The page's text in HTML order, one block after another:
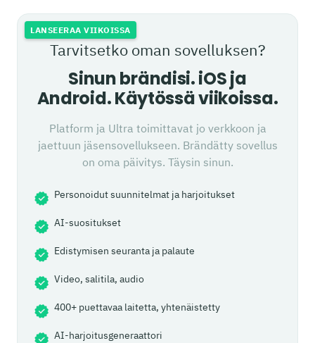
LANSEERAA VIIKOISSA
Tarvitsetko oman sovelluksen?
Sinun brändisi. iOS ja
Android. Käytössä viikoissa.
Platform ja Ultra toimittavat jo verkkoon ja
jaettuun jäsensovellukseen. Brändätty sovellus
on oma päivitys. Täysin sinun.
Personoidut suunnitelmat ja harjoitukset
AI-suositukset
Edistymisen seuranta ja palaute
Video, salitila, audio
400+ puettavaa laitetta, yhtenäistetty
AI-harjoitusgeneraattori